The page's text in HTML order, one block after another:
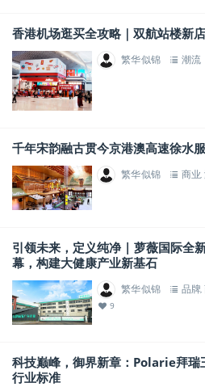
香港机场逛买全攻略｜双航站楼新
繁华似锦 潮流
千年宋韵融古贯今京港澳高速徐水
繁华似锦 商业
引领未来，定义纯净 | 萝薇国际全
幕，构建大健康产业新基石
繁华似锦 品牌,
9
科技巅峰，御界新章：Polarie拜瑞
行业标准